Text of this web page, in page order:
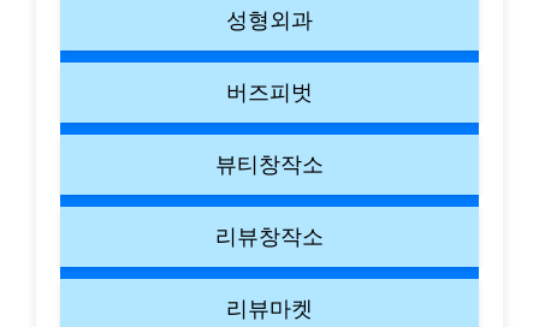
성형외과
버즈피벗
뷰티창작소
리뷰창작소
리뷰마켓